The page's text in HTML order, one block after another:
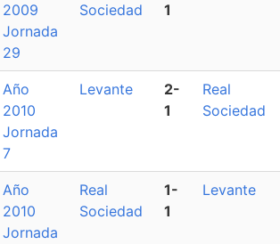
2009
Jornada
29
Sociedad
1
Año
2010
Jornada
7
Levante
2-
1
Real
Sociedad
Año
2010
Jornada
Real
Sociedad
1-
1
Levante